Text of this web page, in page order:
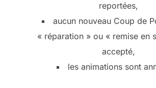
reportées,
aucun nouveau Coup de
« réparation » ou « remise en
accepté,
les animations sont